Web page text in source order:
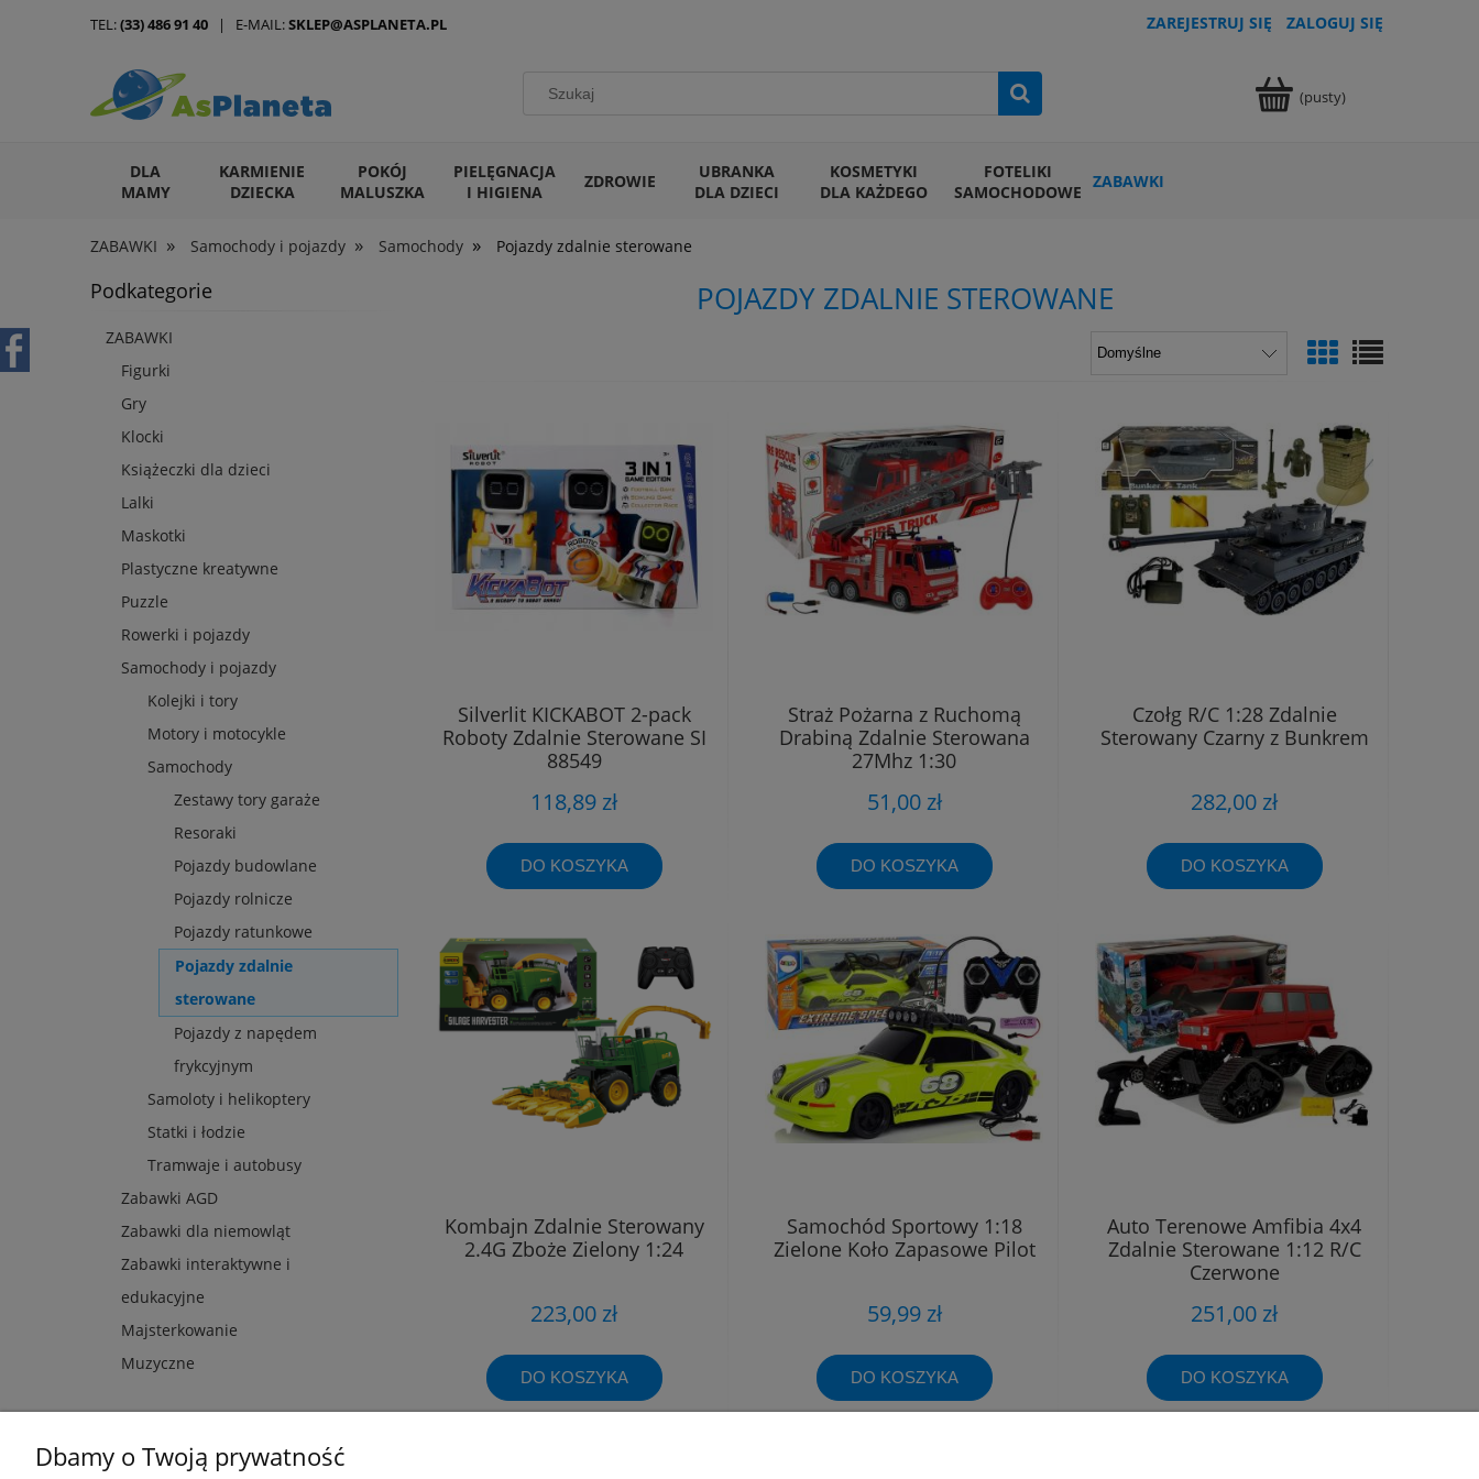
ZAREJESTRUJ SIĘ ZALOGUJ SIĘ
(pusty)
DLA
MAMY
KARMIENIE
DZIECKA
POKÓJ
MALUSZKA
PIELĘGNACJA
I HIGIENA
ZDROWIE
UBRANKA
DLA DZIECI
KOSMETYKI
DLA KAŻDEGO
FOTELIKI
SAMOCHODOWE ZABAWKI
ARTYKUŁY DLA ZWIERZĄT
ZABAWKI » Samochody i pojazdy » Samochody » Pojazdy zdalnie sterowane
TEL:(33) 486 91 40 | E-MAIL:SKLEP@ASPLANETA.PL
Podkategorie
ZABAWKI
Figurki
Gry
Klocki
Książeczki dla dzieci
Lalki
Maskotki
Plastyczne kreatywne
Puzzle
Rowerki i pojazdy
Samochody i pojazdy
Kolejki i tory
Motory i motocykle
Samochody
Zestawy tory garaże
Resoraki
Pojazdy budowlane
Pojazdy rolnicze
Pojazdy ratunkowe
Pojazdy zdalnie
sterowane
Pojazdy z napędem
frykcyjnym
Samoloty i helikoptery
Statki i łodzie
Tramwaje i autobusy
Zabawki AGD
Zabawki dla niemowląt
Zabawki interaktywne i
edukacyjne
Majsterkowanie
Muzyczne
POJAZDY ZDALNIE STEROWANE
Silverlit KICKABOT 2-pack
Roboty Zdalnie Sterowane SI
88549
118,89 zł
DO KOSZYKA
Straż Pożarna z Ruchomą
Drabiną Zdalnie Sterowana
27Mhz 1:30
51,00 zł
DO KOSZYKA
Czołg R/C 1:28 Zdalnie
Sterowany Czarny z Bunkrem
282,00 zł
DO KOSZYKA
Kombajn Zdalnie Sterowany
2.4G Zboże Zielony 1:24
223,00 zł
DO KOSZYKA
Samochód Sportowy 1:18
Zielone Koło Zapasowe Pilot
59,99 zł
DO KOSZYKA
Auto Terenowe Amfibia 4x4
Zdalnie Sterowane 1:12 R/C
Czerwone
251,00 zł
DO KOSZYKA
Dbamy o Twoją prywatność